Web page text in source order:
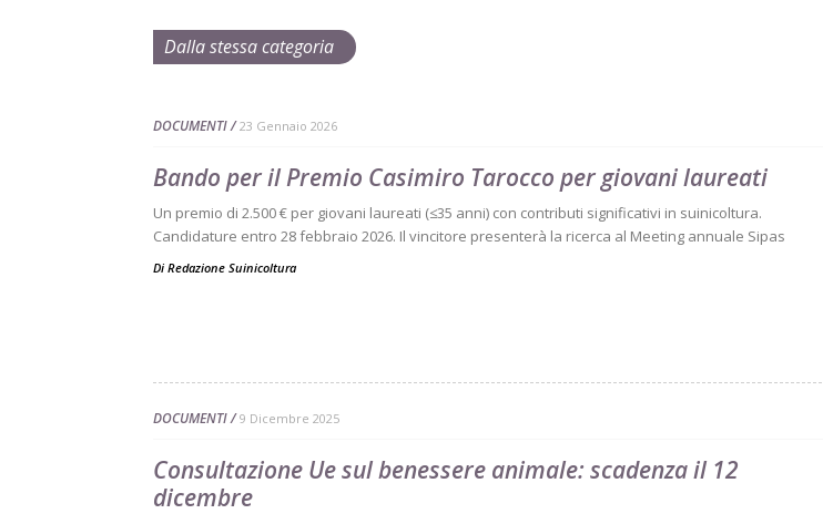
Dalla stessa categoria
DOCUMENTI 23 Gennaio 2026
Bando per il Premio Casimiro Tarocco per giovani laureati
Un premio di 2.500 € per giovani laureati (≤35 anni) con contributi significativi in suinicoltura.
Candidature entro 28 febbraio 2026. Il vincitore presenterà la ricerca al Meeting annuale Sipas
Di Redazione Suinicoltura
DOCUMENTI 9 Dicembre 2025
Consultazione Ue sul benessere animale: scadenza il 12
dicembre